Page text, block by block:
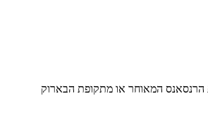
הרנסאנס המאוחר או מתקופת הבארוק